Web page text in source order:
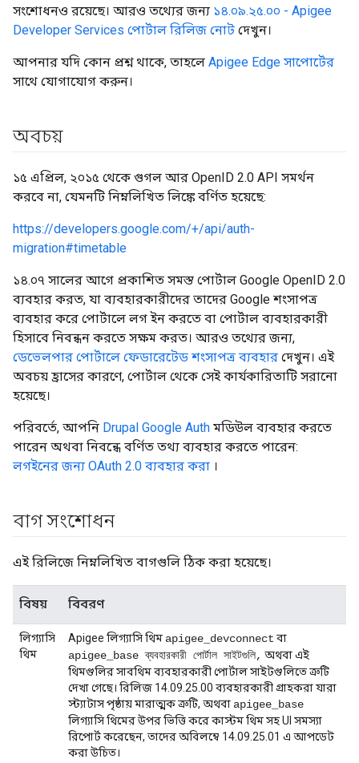
সংশোধনও রয়েছে। আরও তথ্যের জন্য ১৪.০৯.২৫.০০ - Apigee
Developer Services পোর্টাল রিলিজ নোট দেখুন।
আপনার যদি কোন প্রশ্ন থাকে, তাহলে Apigee Edge সাপোর্টের
সাথে যোগাযোগ করুন।
অবচয়
১৫ এপ্রিল, ২০১৫ থেকে গুগল আর OpenID 2.0 API সমর্থন
করবে না, যেমনটি নিম্নলিখিত লিঙ্কে বর্ণিত হয়েছে:
https://developers.google.com/+/api/auth-
migration#timetable
১৪.০৭ সালের আগে প্রকাশিত সমস্ত পোর্টাল Google OpenID 2.0
ব্যবহার করত, যা ব্যবহারকারীদের তাদের Google শংসাপত্র
ব্যবহার করে পোর্টালে লগ ইন করতে বা পোর্টাল ব্যবহারকারী
হিসাবে নিবন্ধন করতে সক্ষম করত। আরও তথ্যের জন্য,
ডেভেলপার পোর্টালে ফেডারেটেড শংসাপত্র ব্যবহার দেখুন। এই
অবচয় হ্রাসের কারণে, পোর্টাল থেকে সেই কার্যকারিতাটি সরানো
হয়েছে।
পরিবর্তে, আপনি Drupal Google Auth মডিউল ব্যবহার করতে
পারেন অথবা নিবন্ধে বর্ণিত তথ্য ব্যবহার করতে পারেন:
লগইনের জন্য OAuth 2.0 ব্যবহার করা ।
বাগ সংশোধন
এই রিলিজে নিম্নলিখিত বাগগুলি ঠিক করা হয়েছে।
বিষয় বিবরণ
লিগ্যাসি
থিম
Apigee লিগ্যাসি থিম apigee_devconnect বা
apigee_base ব্যবহারকারী পোর্টাল সাইটগুলি, অথবা এই
থিমগুলির সাবথিম ব্যবহারকারী পোর্টাল সাইটগুলিতে ত্রুটি
দেখা গেছে। রিলিজ 14.09.25.00 ব্যবহারকারী গ্রাহকরা যারা
স্ট্যাটাস পৃষ্ঠায় মারাত্মক ত্রুটি, অথবা apigee_base
লিগ্যাসি থিমের উপর ভিত্তি করে কাস্টম থিম সহ UI সমস্যা
রিপোর্ট করেছেন, তাদের অবিলম্বে 14.09.25.01 এ আপডেট
করা উচিত।